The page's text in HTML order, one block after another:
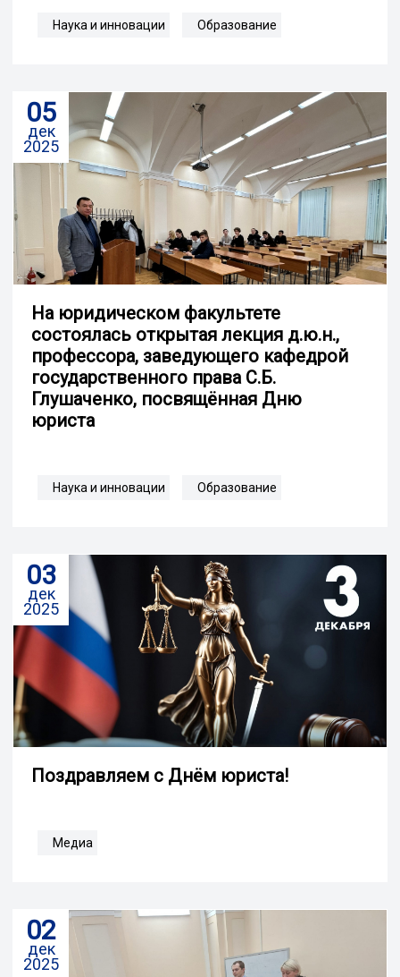
Наука и инновации Образование
05
дек
2025
На юридическом факультете
состоялась открытая лекция д.ю.н.,
профессора, заведующего кафедрой
государственного права С.Б.
Глушаченко, посвящённая Дню
юриста
Наука и инновации Образование
03
дек
2025
Поздравляем с Днём юриста!
Медиа
02
дек
2025